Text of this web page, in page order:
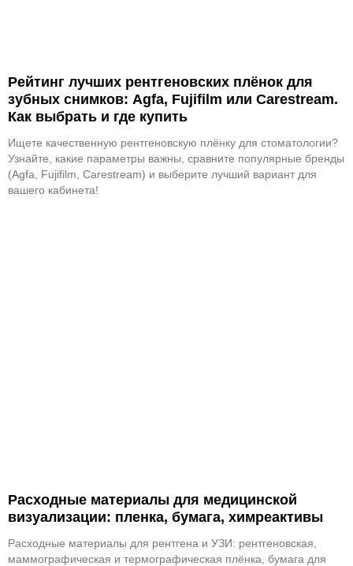
Рейтинг лучших рентгеновских плёнок для
зубных снимков: Agfa, Fujifilm или Carestream.
Как выбрать и где купить
Ищете качественную рентгеновскую плёнку для стоматологии?
Узнайте, какие параметры важны, сравните популярные бренды
(Agfa, Fujifilm, Carestream) и выберите лучший вариант для
вашего кабинета!
Расходные материалы для медицинской
визуализации: пленка, бумага, химреактивы
Расходные материалы для рентгена и УЗИ: рентгеновская,
маммографическая и термографическая плёнка, бумага для